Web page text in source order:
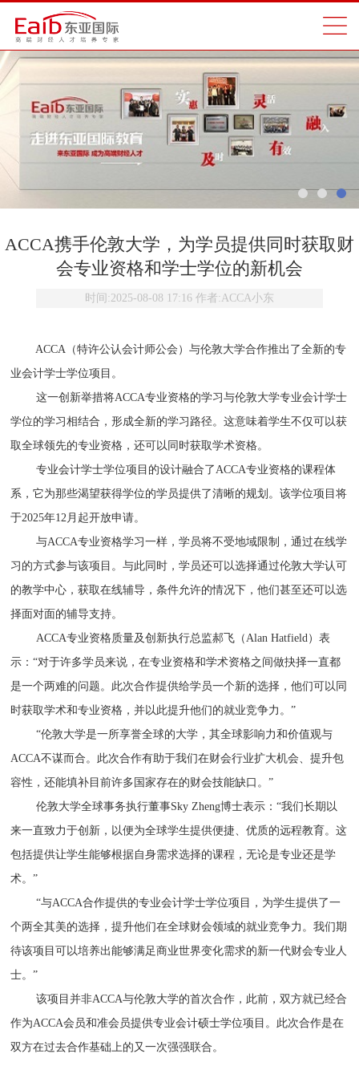
ACCA携手伦敦大学，为学员提供同时获取财
会专业资格和学士学位的新机会
时间:2025-08-08 17:16 作者:ACCA小东
ACCA（特许公认会计师公会）与伦敦大学合作推出了全新的专
业会计学士学位项目。
这一创新举措将ACCA专业资格的学习与伦敦大学专业会计学士
学位的学习相结合，形成全新的学习路径。这意味着学生不仅可以获
取全球领先的专业资格，还可以同时获取学术资格。
专业会计学士学位项目的设计融合了ACCA专业资格的课程体
系，它为那些渴望获得学位的学员提供了清晰的规划。该学位项目将
于2025年12月起开放申请。
与ACCA专业资格学习一样，学员将不受地域限制，通过在线学
习的方式参与该项目。与此同时，学员还可以选择通过伦敦大学认可
的教学中心，获取在线辅导，条件允许的情况下，他们甚至还可以选
择面对面的辅导支持。
ACCA专业资格质量及创新执行总监郝飞（Alan Hatfield）表
示：“对于许多学员来说，在专业资格和学术资格之间做抉择一直都
是一个两难的问题。此次合作提供给学员一个新的选择，他们可以同
时获取学术和专业资格，并以此提升他们的就业竞争力。”
“伦敦大学是一所享誉全球的大学，其全球影响力和价值观与
ACCA不谋而合。此次合作有助于我们在财会行业扩大机会、提升包
容性，还能填补目前许多国家存在的财会技能缺口。”
伦敦大学全球事务执行董事Sky Zheng博士表示：“我们长期以
来一直致力于创新，以便为全球学生提供便捷、优质的远程教育。这
包括提供让学生能够根据自身需求选择的课程，无论是专业还是学
术。”
“与ACCA合作提供的专业会计学士学位项目，为学生提供了一
个两全其美的选择，提升他们在全球财会领域的就业竞争力。我们期
待该项目可以培养出能够满足商业世界变化需求的新一代财会专业人
士。”
该项目并非ACCA与伦敦大学的首次合作，此前，双方就已经合
作为ACCA会员和准会员提供专业会计硕士学位项目。此次合作是在
双方在过去合作基础上的又一次强强联合。